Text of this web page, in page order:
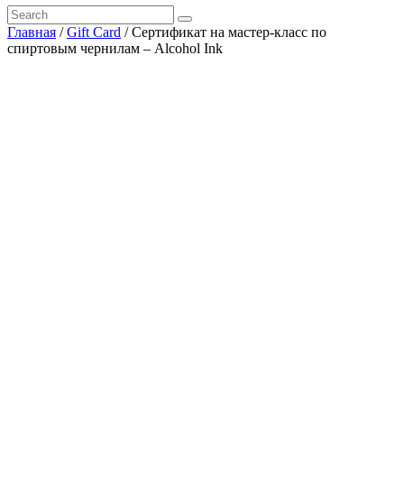
Главная /Gift Card / Сертификат на мастер-класс по
спиртовым чернилам – Alcohol Ink